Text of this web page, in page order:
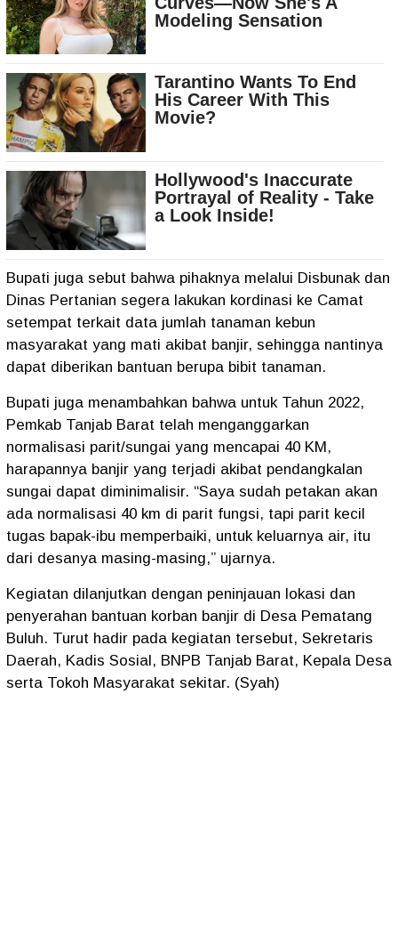
Bupati juga sebut bahwa pihaknya melalui Disbunak dan
Dinas Pertanian segera lakukan kordinasi ke Camat
setempat terkait data jumlah tanaman kebun
masyarakat yang mati akibat banjir, sehingga nantinya
dapat diberikan bantuan berupa bibit tanaman.
Bupati juga menambahkan bahwa untuk Tahun 2022,
Pemkab Tanjab Barat telah menganggarkan
normalisasi parit/sungai yang mencapai 40 KM,
harapannya banjir yang terjadi akibat pendangkalan
sungai dapat diminimalisir. “Saya sudah petakan akan
ada normalisasi 40 km di parit fungsi, tapi parit kecil
tugas bapak-ibu memperbaiki, untuk keluarnya air, itu
dari desanya masing-masing,” ujarnya.
Kegiatan dilanjutkan dengan peninjauan lokasi dan
penyerahan bantuan korban banjir di Desa Pematang
Buluh. Turut hadir pada kegiatan tersebut, Sekretaris
Daerah, Kadis Sosial, BNPB Tanjab Barat, Kepala Desa
serta Tokoh Masyarakat sekitar. (Syah)